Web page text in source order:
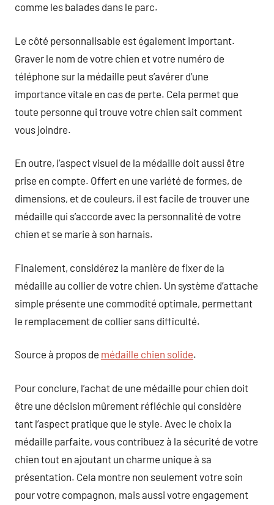
comme les balades dans le parc.
Le côté personnalisable est également important.
Graver le nom de votre chien et votre numéro de
téléphone sur la médaille peut s’avérer d’une
importance vitale en cas de perte. Cela permet que
toute personne qui trouve votre chien sait comment
vous joindre.
En outre, l’aspect visuel de la médaille doit aussi être
prise en compte. Offert en une variété de formes, de
dimensions, et de couleurs, il est facile de trouver une
médaille qui s’accorde avec la personnalité de votre
chien et se marie à son harnais.
Finalement, considérez la manière de fixer de la
médaille au collier de votre chien. Un système d’attache
simple présente une commodité optimale, permettant
le remplacement de collier sans difficulté.
Source à propos de médaille chien solide.
Pour conclure, l’achat de une médaille pour chien doit
être une décision mûrement réfléchie qui considère
tant l’aspect pratique que le style. Avec le choix la
médaille parfaite, vous contribuez à la sécurité de votre
chien tout en ajoutant un charme unique à sa
présentation. Cela montre non seulement votre soin
pour votre compagnon, mais aussi votre engagement